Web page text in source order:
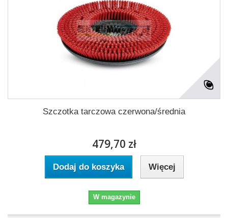
Szczotka tarczowa czerwona/średnia
479,70 zł
Dodaj do koszyka Więcej
W magazynie